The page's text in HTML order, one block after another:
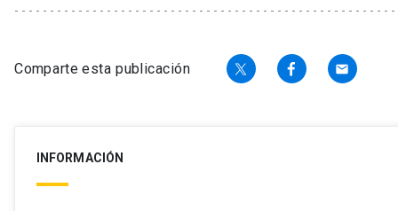
Comparte esta publicación email
INFORMACIÓN